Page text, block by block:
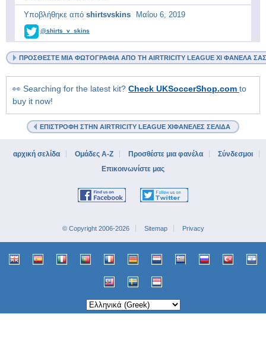
Υποβλήθηκε από shirtsvskins Μαΐου 6, 2019
@shirts_v_skins
ΠΡΟΣΘΈΣΤΕ ΜΙΑ ΦΩΤΟΓΡΑΦΊΑ ΑΠΌ ΤΗ AIRTRICITY LEAGUE XI ΦΑΝΈΛΑ ΣΑΣ
👀 Searching for the latest kit? Check UKSoccerShop.com to
buy it now!
ΕΠΙΣΤΡΟΦΉ ΣΤΗΝ AIRTRICITY LEAGUE XIΦΑΝΈΛΕΣ ΣΕΛΊΔΑ
αρχική σελίδα Ομάδες A-Z Προσθέστε μια φανέλα
Σύνδεσμοι
Επικοινωνίστε μας
© Copyright 2006-2026 Sitemap Privacy